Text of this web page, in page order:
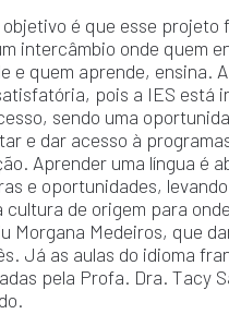
objetivo é que esse projeto
intercâmbio onde quem
e quem aprende, ensina.
pois a IES está
sendo uma
e dar acesso à
Aprender uma língua é
e oportunidades,
cultura de origem para
Morgana Medeiros, que
Já as aulas do idioma
pela Profa. Dra. Tacy